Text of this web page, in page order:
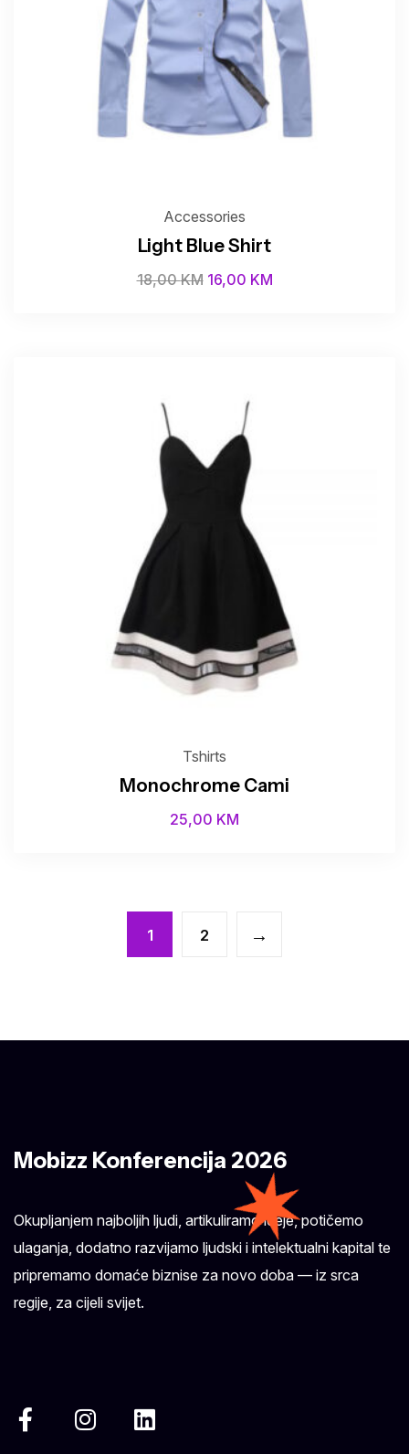
Accessories
Light Blue Shirt
18,00KM 16,00 KM
Tshirts
Monochrome Cami
25,00 KM
1 2 →
Mobizz Konferencija 2026
Okupljanjem najboljih ljudi, artikuliramo ideje, potičemo
ulaganja, dodatno razvijamo ljudski i intelektualni kapital te
pripremamo domaće biznise za novo doba — iz srca
regije, za cijeli svijet.